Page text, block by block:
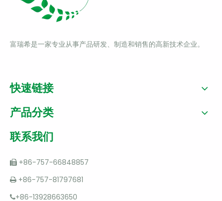
富瑞希是一家专业从事产品研发、制造和销售的高新技术企业。
快速链接
产品分类
联系我们
 +86-757-66848857
 +86-757-81797681
+86-13928663650